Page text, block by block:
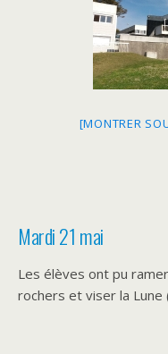
[MONTRER
Mardi 21 mai
Les élèves ont pu
rochers et viser la Lune